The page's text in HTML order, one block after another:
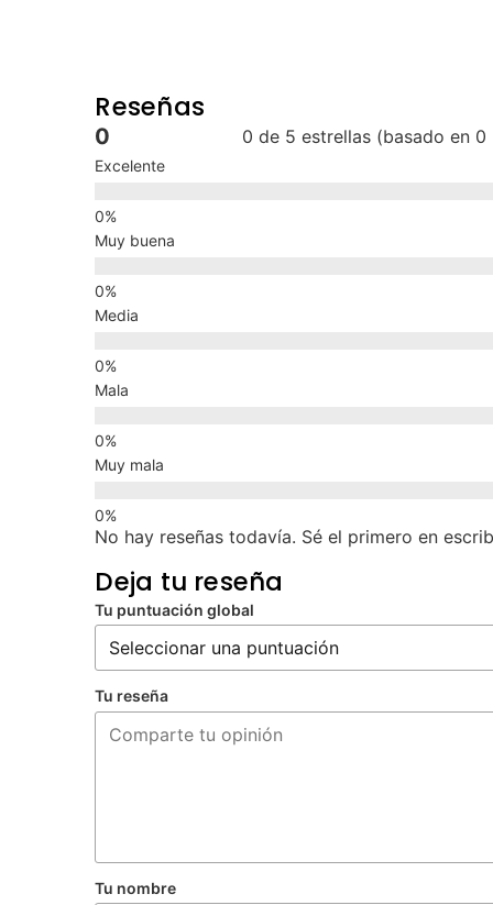
Reseñas
0 0 de 5 estrellas (basado en 0
Excelente
Muy buena
Media
Mala
Muy mala
No hay reseñas todavía. Sé el primero en
Deja tu reseña
Tu puntuación global
Tu reseña
Tu nombre